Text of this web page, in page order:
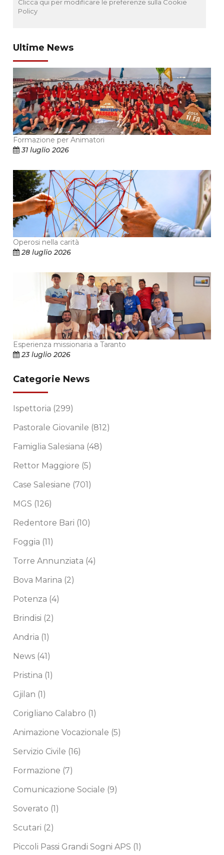
Clicca qui per modificare le preferenze sulla Cookie
Policy
Ultime News
Formazione per Animatori
31 luglio 2026
Operosi nella carità
28 luglio 2026
Esperienza missionaria a Taranto
23 luglio 2026
Categorie News
Ispettoria (299)
Pastorale Giovanile (812)
Famiglia Salesiana (48)
Rettor Maggiore (5)
Case Salesiane (701)
MGS (126)
Redentore Bari (10)
Foggia (11)
Torre Annunziata (4)
Bova Marina (2)
Potenza (4)
Brindisi (2)
Andria (1)
News (41)
Pristina (1)
Gjilan (1)
Corigliano Calabro (1)
Animazione Vocazionale (5)
Servizio Civile (16)
Formazione (7)
Comunicazione Sociale (9)
Soverato (1)
Scutari (2)
Piccoli Passi Grandi Sogni APS (1)